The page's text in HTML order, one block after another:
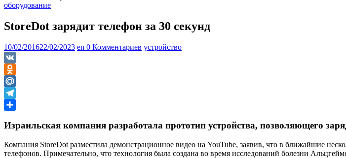
оборудование
StoreDot зарядит телефон за 30 секунд
10/02/201622/02/2023 en 0 Комментариев устройство
VK
Odnoklassniki
Mail.Ru
Telegram
Израильская компания разработала прототип устройства, позволяющего
Компания StoreDot разместила демонстрационное видео на YouTube, заявив, что в ближайшие
телефонов. Примечательно, что технология была создана во время исследований болезни